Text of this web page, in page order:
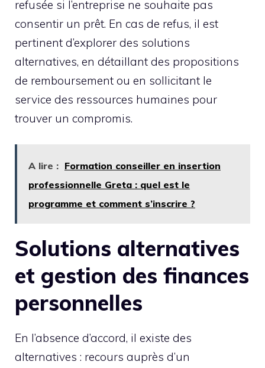
refusée si l’entreprise ne souhaite pas
consentir un prêt. En cas de refus, il est
pertinent d’explorer des solutions
alternatives, en détaillant des propositions
de remboursement ou en sollicitant le
service des ressources humaines pour
trouver un compromis.
A lire : Formation conseiller en insertion
professionnelle Greta : quel est le
programme et comment s’inscrire ?
Solutions alternatives
et gestion des finances
personnelles
En l’absence d’accord, il existe des
alternatives : recours auprès d’un